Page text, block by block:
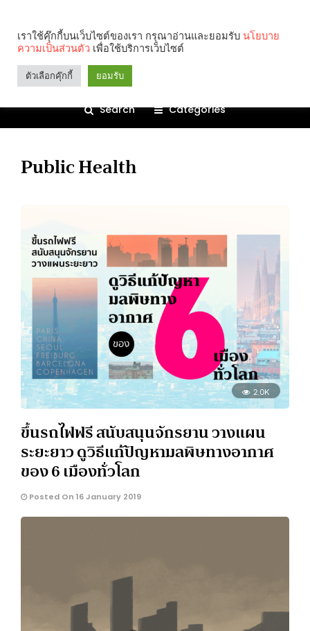
Search Categories
Public Health
2.0K
ขึ้นรถไฟฟรี สนับสนุนจักรยาน วางแผน
ระยะยาว ดูวิธีแก้ปัญหามลพิษทางอากาศ
ของ 6 เมืองทั่วโลก
Posted On 16 January 2019
เราใช้คุ๊กกี้บนเว็บไซต์ของเรา กรุณาอ่านและยอมรับ นโยบาย
ความเป็นส่วนตัว เพื่อใช้บริการเว็บไซต์
ตัวเลือกคุ๊กกี้ ยอมรับ